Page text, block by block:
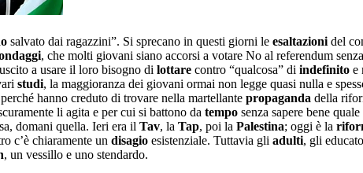
salvato dai ragazzini”. Si sprecano in questi giorni le esaltazioni del
, che molti giovani siano accorsi a votare No al referendum
a usare il loro bisogno di lottare contro “qualcosa” di indefinito e
studi, la maggioranza dei giovani ormai non legge quasi nulla e
hanno creduto di trovare nella martellante propaganda della
li agita e per cui si battono da tempo senza sapere bene
domani quella. Ieri era il Tav, la Tap, poi la Palestina; oggi è la
c’è chiaramente un disagio esistenziale. Tuttavia gli adulti, gli
, un vessillo e uno stendardo.